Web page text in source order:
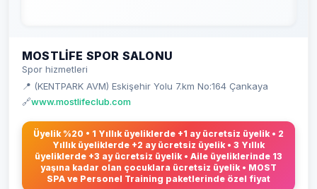
MOSTLIFE SPOR SALONU
Spor hizmetleri
📍 (KENTPARK AVM) Eskişehir Yolu 7.km No:164 Çankaya
🔗www.mostlifeclub.com
Üyelik %20 • 1 Yıllık üyeliklerde +1 ay ücretsiz üyelik • 2
Yıllık üyeliklerde +2 ay ücretsiz üyelik • 3 Yıllık
üyeliklerde +3 ay ücretsiz üyelik • Aile üyeliklerinde 13
yaşına kadar olan çocuklara ücretsiz üyelik • MOST
SPA ve Personel Training paketlerinde özel fiyat